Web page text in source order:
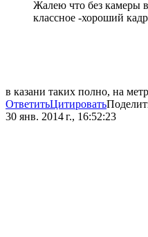
Жалею что без камеры
классное -хороший
в казани таких полно, на
ОтветитьЦитировать
30 янв. 2014 г., 16:52:23